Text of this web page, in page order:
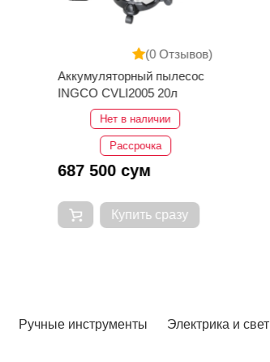
(0 Отзывов)
Аккумуляторный пылесос
INGCO CVLI2005 20л
Нет в наличии
Рассрочка
687 500 сум
Купить сразу
Ручные инструменты Электрика и свет